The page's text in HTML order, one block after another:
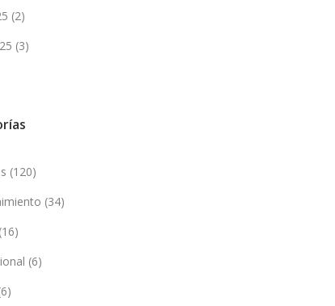
(2)
(3)
(120)
(34)
(16)
(6)